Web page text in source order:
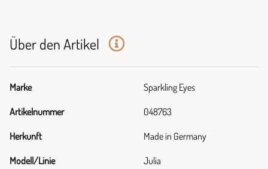
Über den Artikel
Marke Sparkling Eyes
Artikelnummer 048763
Herkunft Made in Germany
Modell/Linie Julia